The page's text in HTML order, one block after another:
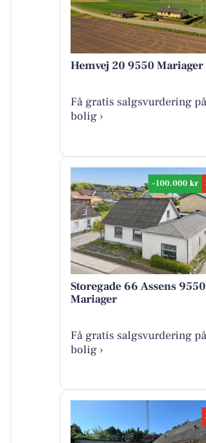
Hemvej 20 9550 Mariager
Få gratis salgsvurdering
bolig ›
-100.000 kr
Storegade 66 Assens 9550
Mariager
Få gratis salgsvurdering
bolig ›